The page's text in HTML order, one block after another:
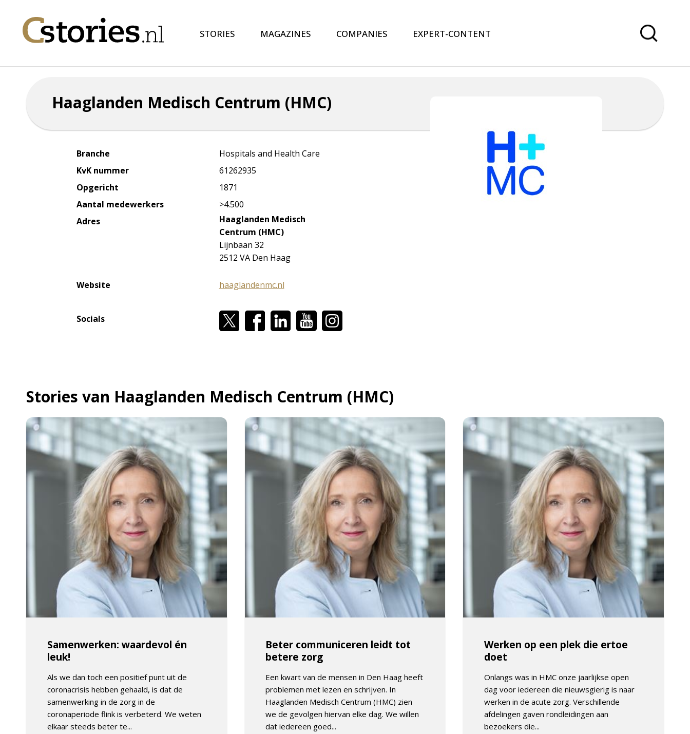
STORIES MAGAZINES COMPANIES EXPERT-CONTENT
Haaglanden Medisch Centrum (HMC)
Branche
Hospitals and Health Care
KvK nummer
61262935
Opgericht
1871
Aantal medewerkers
>4.500
Adres
Haaglanden Medisch
Centrum (HMC)
Lijnbaan 32
2512 VA Den Haag
Website haaglandenmc.nl
Socials
Stories van Haaglanden Medisch Centrum (HMC)
Samenwerken: waardevol én
leuk!
Als we dan toch een positief punt uit de
coronacrisis hebben gehaald, is dat de
samenwerking in de zorg in de
coronaperiode flink is verbeterd. We weten
elkaar steeds beter te...
Beter communiceren leidt tot
betere zorg
Een kwart van de mensen in Den Haag heeft
problemen met lezen en schrijven. In
Haaglanden Medisch Centrum (HMC) zien
we de gevolgen hiervan elke dag. We willen
dat iedereen goed...
Werken op een plek die ertoe
doet
Onlangs was in HMC onze jaarlijkse open
dag voor iedereen die nieuwsgierig is naar
werken in de acute zorg. Verschillende
afdelingen gaven rondleidingen aan
bezoekers die...